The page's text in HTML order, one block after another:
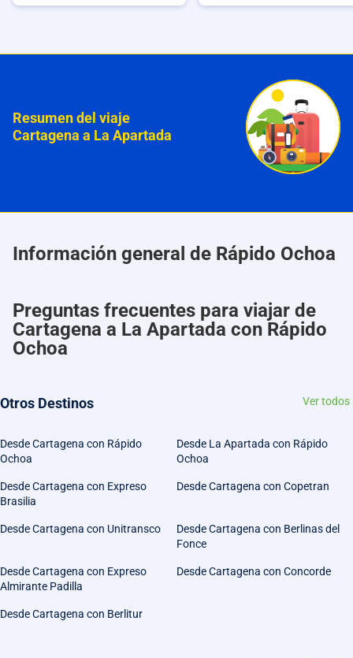
Resumen del viaje
Cartagena a La Apartada
Información general de Rápido Ochoa
Preguntas frecuentes para viajar de
Cartagena a La Apartada con Rápido
Ochoa
Otros Destinos Ver todos
Desde Cartagena con Rápido
Ochoa
Desde La Apartada con Rápido
Ochoa
Desde Cartagena con Expreso
Brasilia
Desde Cartagena con Copetran
Desde Cartagena con Unitransco
Desde Cartagena con Berlinas del
Fonce
Desde Cartagena con Expreso
Almirante Padilla
Desde Cartagena con Concorde
Desde Cartagena con Berlitur